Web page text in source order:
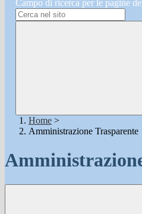
Campo di ricerca per le pagine
Home >
Amministrazione Trasparente